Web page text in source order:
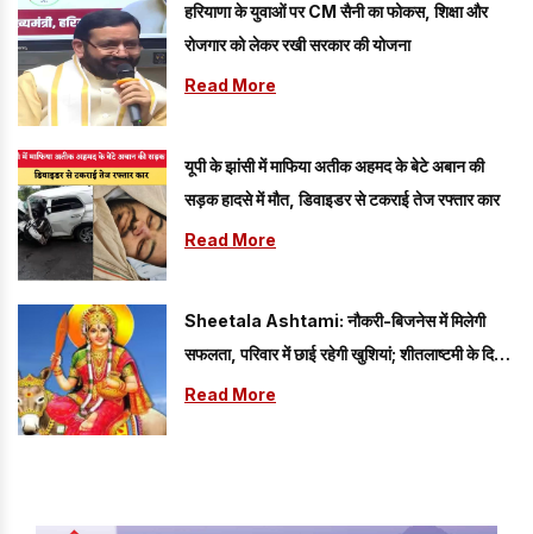
हरियाणा के युवाओं पर CM सैनी का फोकस, शिक्षा और
रोजगार को लेकर रखी सरकार की योजना
Read More
यूपी के झांसी में माफिया अतीक अहमद के बेटे अबान की
सड़क हादसे में मौत, डिवाइडर से टकराई तेज रफ्तार कार
Read More
Sheetala Ashtami: नौकरी-बिजनेस में मिलेगी
सफलता, परिवार में छाई रहेगी खुशियां; शीतलाष्टमी के दिन
करें ये आसान उपाय
Read More